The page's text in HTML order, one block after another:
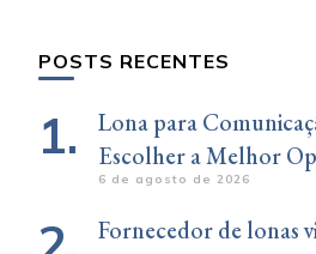
POSTS RECENTES
Lona para
Escolher a Melhor
6 de agosto de 2026
Fornecedor de lonas